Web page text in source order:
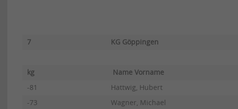
7 KG Göppingen
kg Name Vorname
-81
Hattwig, Hubert
-73
Wagner, Michael